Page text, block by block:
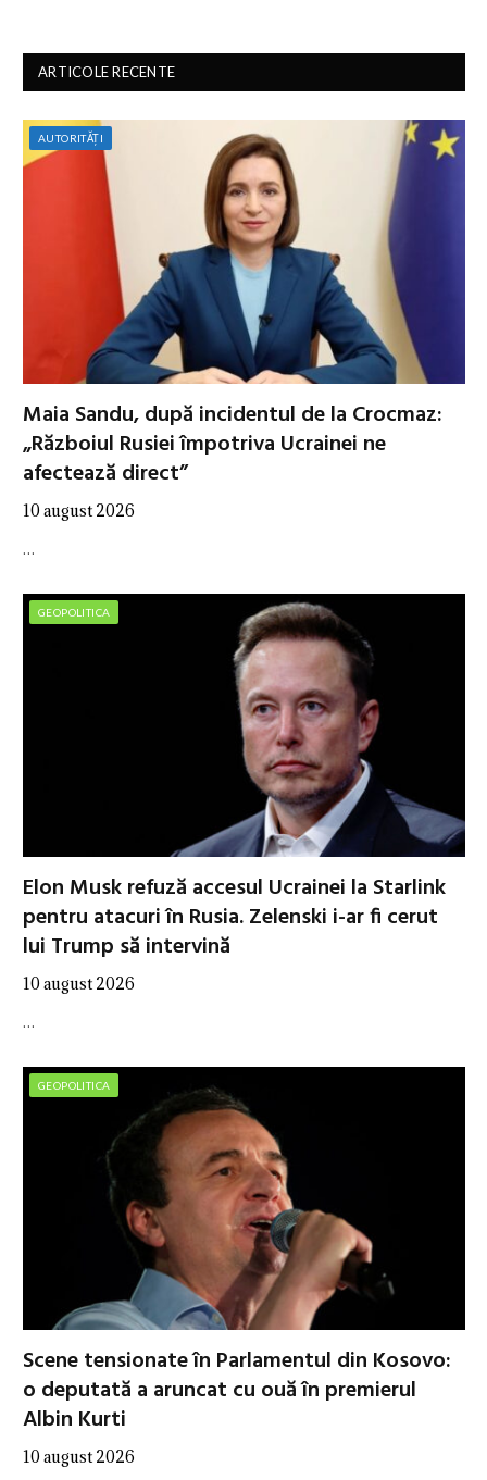
ARTICOLE RECENTE
AUTORITĂȚI
Maia Sandu, după incidentul de la Crocmaz:
„Războiul Rusiei împotriva Ucrainei ne
afectează direct”
10 august 2026
…
GEOPOLITICA
Elon Musk refuză accesul Ucrainei la Starlink
pentru atacuri în Rusia. Zelenski i-ar fi cerut
lui Trump să intervină
10 august 2026
…
GEOPOLITICA
Scene tensionate în Parlamentul din Kosovo:
o deputată a aruncat cu ouă în premierul
Albin Kurti
10 august 2026